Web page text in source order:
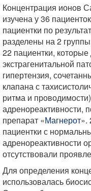
Концентрация ионов
изучена у 36
пациентки по
разделены на 2
22 пациентки,
экстрагенитальной
гипертензия,
клапана с
ритма и
адренореактивности,
препарат «Магнерот».
пациентки с
адренореактивности
отсутствовали
Для определения
использовалась